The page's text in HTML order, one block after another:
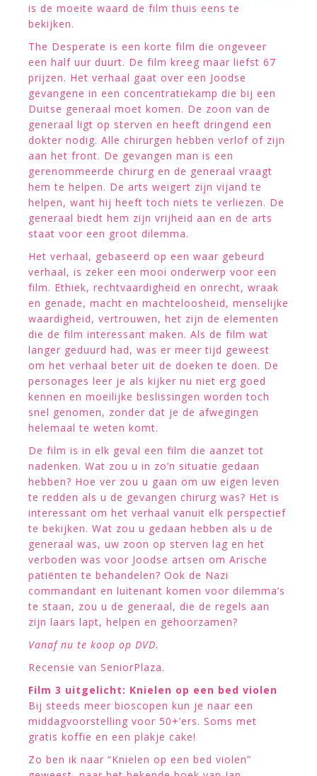
is de moeite waard de film thuis eens te
bekijken.
The Desperate is een korte film die ongeveer
een half uur duurt. De film kreeg maar liefst 67
prijzen. Het verhaal gaat over een Joodse
gevangene in een concentratiekamp die bij een
Duitse generaal moet komen. De zoon van de
generaal ligt op sterven en heeft dringend een
dokter nodig. Alle chirurgen hebben verlof of zijn
aan het front. De gevangen man is een
gerenommeerde chirurg en de generaal vraagt
hem te helpen. De arts weigert zijn vijand te
helpen, want hij heeft toch niets te verliezen. De
generaal biedt hem zijn vrijheid aan en de arts
staat voor een groot dilemma.
Het verhaal, gebaseerd op een waar gebeurd
verhaal, is zeker een mooi onderwerp voor een
film. Ethiek, rechtvaardigheid en onrecht, wraak
en genade, macht en machteloosheid, menselijke
waardigheid, vertrouwen, het zijn de elementen
die de film interessant maken. Als de film wat
langer geduurd had, was er meer tijd geweest
om het verhaal beter uit de doeken te doen. De
personages leer je als kijker nu niet erg goed
kennen en moeilijke beslissingen worden toch
snel genomen, zonder dat je de afwegingen
helemaal te weten komt.
De film is in elk geval een film die aanzet tot
nadenken. Wat zou u in zo’n situatie gedaan
hebben? Hoe ver zou u gaan om uw eigen leven
te redden als u de gevangen chirurg was? Het is
interessant om het verhaal vanuit elk perspectief
te bekijken. Wat zou u gedaan hebben als u de
generaal was, uw zoon op sterven lag en het
verboden was voor Joodse artsen om Arische
patiënten te behandelen? Ook de Nazi
commandant en luitenant komen voor dilemma’s
te staan, zou u de generaal, die de regels aan
zijn laars lapt, helpen en gehoorzamen?
Vanaf nu te koop op DVD.
Recensie van SeniorPlaza.
Film 3 uitgelicht: Knielen op een bed violen
Bij steeds meer bioscopen kun je naar een
middagvoorstelling voor 50+’ers. Soms met
gratis koffie en een plakje cake!
Zo ben ik naar “Knielen op een bed violen”